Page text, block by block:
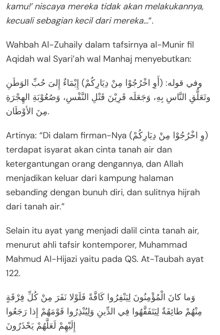
kamu!’ niscaya mereka tidak akan melakukannya,
kecuali sebagian kecil dari mereka…“.
Wahbah Al-Zuhaily dalam tafsirnya al-Munir fil
Aqidah wal Syari’ah wal Manhaj menyebutkan:
وفي قوله: (أَوِ اخْرُجُوْا مِنْ دِيَارِكُمْ) إِيْمَاءٌ إِلىَ حُبِّ الوَطَنِ
وتَعَلُّقِ النَّاسِ بِهِ، وَجَعَلَه قَرِيْنَ قَتْلِ النَّفْسِ، وَصُعُوْبَةِ الهِجْرَةِ
مِنَ الأوْطَان.
Artinya: “Di dalam firman-Nya (وِ اخْرُجُوْا مِنْ دِيَارِكُمْ)
terdapat isyarat akan cinta tanah air dan
ketergantungan orang dengannya, dan Allah
menjadikan keluar dari kampung halaman
sebanding dengan bunuh diri, dan sulitnya hijrah
dari tanah air.”
Selain itu ayat yang menjadi dalil cinta tanah air,
menurut ahli tafsir kontemporer, Muhammad
Mahmud Al-Hijazi yaitu pada QS. At-Taubah ayat
122.
وَما كانَ الْمُؤْمِنُونَ لِيَنْفِرُوا كَافَّةً فَلَوْلا نَفَرَ مِنْ كُلِّ فِرْقَةٍ
مِنْهُمْ طائِفَةٌ لِيَتَفَقَّهُوا فِي الدِّينِ وَلِيُنْذِرُوا قَوْمَهُمْ إِذا رَجَعُوا
إِلَيْهِمْ لَعَلَّهُمْ يَحْذَرُونَ